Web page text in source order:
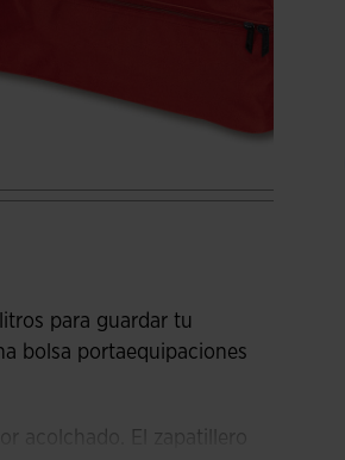
para guardar tu
bolsa portaequipaciones
acolchado. El zapatillero